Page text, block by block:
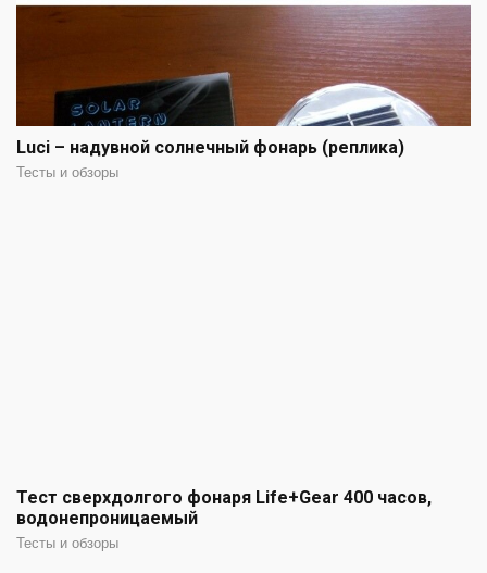
Luci – надувной солнечный фонарь (реплика)
Тесты и обзоры
Тест сверхдолгого фонаря Life+Gear 400 часов,
водонепроницаемый
Тесты и обзоры